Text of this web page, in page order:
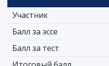
Участник
Балл за эссе
Балл за тест